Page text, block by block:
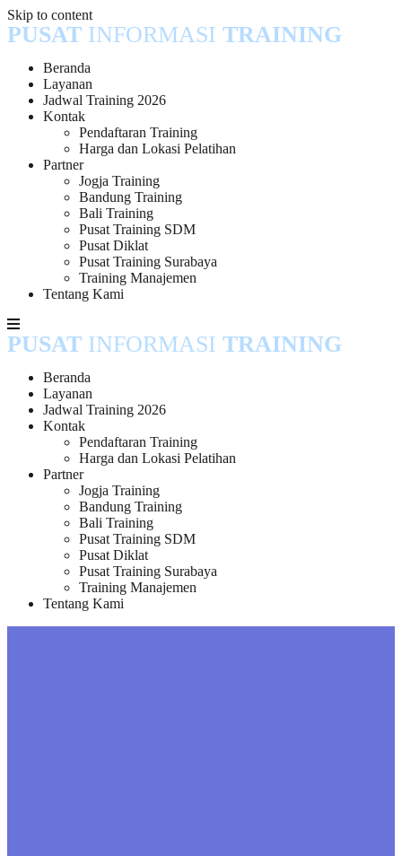
Skip to content
PUSAT INFORMASI TRAINING
Beranda
Layanan
Jadwal Training 2026
Kontak
Pendaftaran Training
Harga dan Lokasi Pelatihan
Partner
Jogja Training
Bandung Training
Bali Training
Pusat Training SDM
Pusat Diklat
Pusat Training Surabaya
Training Manajemen
Tentang Kami
PUSAT INFORMASI TRAINING
Beranda
Layanan
Jadwal Training 2026
Kontak
Pendaftaran Training
Harga dan Lokasi Pelatihan
Partner
Jogja Training
Bandung Training
Bali Training
Pusat Training SDM
Pusat Diklat
Pusat Training Surabaya
Training Manajemen
Tentang Kami